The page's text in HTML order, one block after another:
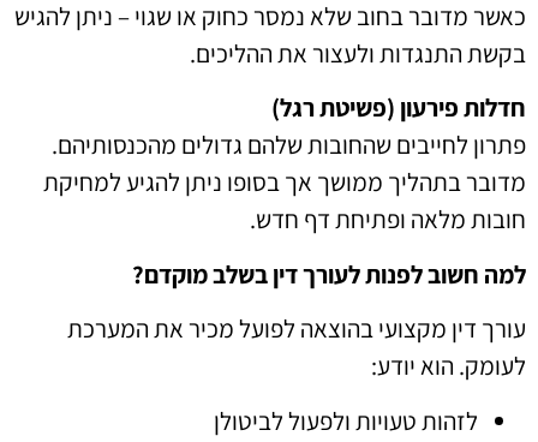
כאשר מדובר בחוב שלא נמסר כחוק או שגוי – ניתן להגיש
בקשת התנגדות ולעצור את ההליכים.
חדלות פירעון (פשיטת רגל)
פתרון לחייבים שהחובות שלהם גדולים מהכנסותיהם.
מדובר בתהליך ממושך אך בסופו ניתן להגיע למחיקת
חובות מלאה ופתיחת דף חדש.
למה חשוב לפנות לעורך דין בשלב מוקדם?
עורך דין מקצועי בהוצאה לפועל מכיר את המערכת
לעומק. הוא יודע:
לזהות טעויות ולפעול לביטולן